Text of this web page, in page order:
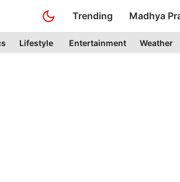
Trending Madhya
Lifestyle Entertainment Weather